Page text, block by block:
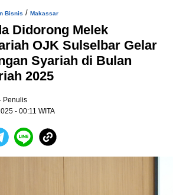
Bisnis / Makassar
Didorong Melek
OJK Sulselbar Gelar
Syariah di Bulan
2025
Penulis
- 00:11 WITA